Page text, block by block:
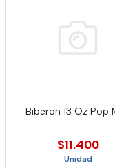
Biberon 13 Oz Pop
$11.400
Unidad